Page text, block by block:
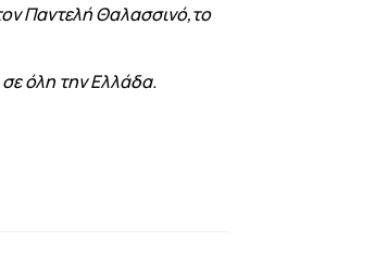
Παντελή Θαλασσινό,το
όλη την Ελλάδα.